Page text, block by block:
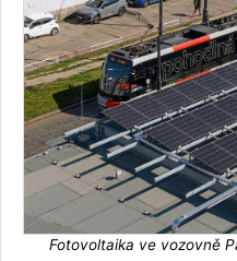
Fotovoltaika ve vozovně